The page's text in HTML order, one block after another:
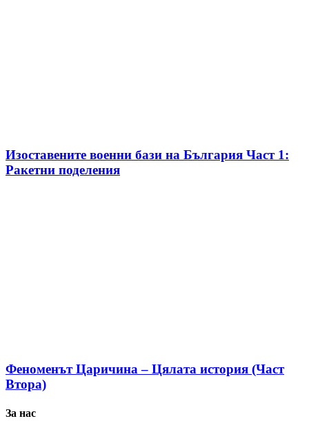
Изоставените военни бази на България Част 1:
Ракетни поделения
Феноменът Царичина – Цялата история (Част
Втора)
За нас